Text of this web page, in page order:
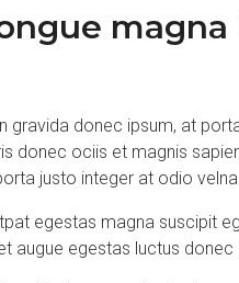
gravida donec ipsum, at
donec ociis et magnis
justo integer at odio velna
egestas magna suscipit
augue egestas luctus donec